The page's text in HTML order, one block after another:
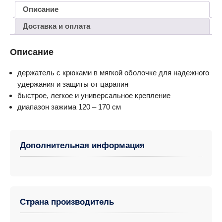
Описание
Доставка и оплата
Описание
держатель с крюками в мягкой оболочке для надежного
удержания и защиты от царапин
быстрое, легкое и универсальное крепление
диапазон зажима 120 – 170 см
Дополнительная информация
Страна производитель